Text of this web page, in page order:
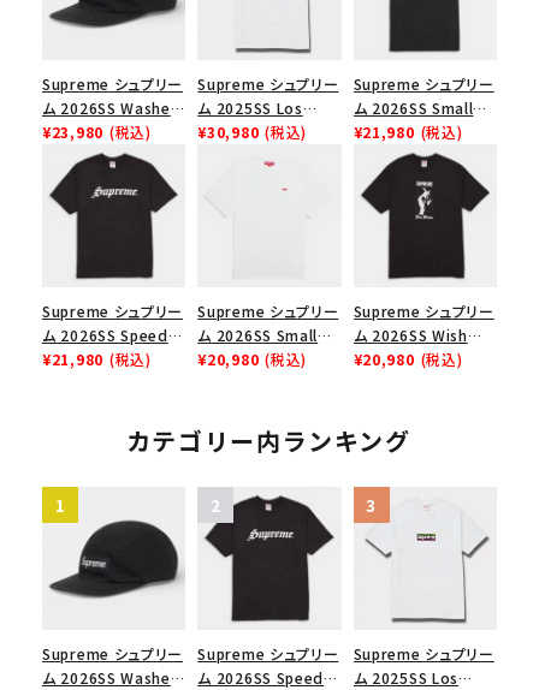
Supreme シュプリー
ム 2026SS Washed
Chino Twill Camp
Cap ウォッシュド チ
ノツイル キャンプキャ
ップ ブラック
¥23,980 (税込)
Supreme シュプリー
ム 2025SS Los
Angeles Fire Relief
¥30,980 (税込)
Supreme シュプリー
ム 2026SS Small
Box Tee スモールボ
ックスTシャツ ブラッ
¥21,980 (税込)
Supreme シュプリー
ム 2026SS Speed
Tee スピードTシャツ
¥21,980 (税込)
Supreme シュプリー
ム 2026SS Small
Box Tee スモールボ
¥20,980 (税込)
Supreme シュプリー
ム 2026SS Wish
Tee ウィッシュTシ
¥20,980 (税込)
カテゴリー内ランキング
Supreme シュプリー
ム 2026SS Washed
Supreme シュプリー
ム 2026SS Speed
Supreme シュプリー
ム 2025SS Los